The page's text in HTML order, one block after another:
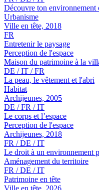
Découvre ton environnement
Urbanisme
Ville en tête, 2018
FR
Entretenir le paysage
Perception de l'espace
Maison du patrimoine à la
DE / IT / FR
La peau, le vêtement et l'abri
Habitat
Archijeunes, 2005
DE / FR / IT
Le corps et l’espace
Perception de l'espace
Archijeunes, 2018
FR / DE / IT
Le droit à un environnement
Aménagement du territoire
FR / DE / IT
Patrimoine en tête